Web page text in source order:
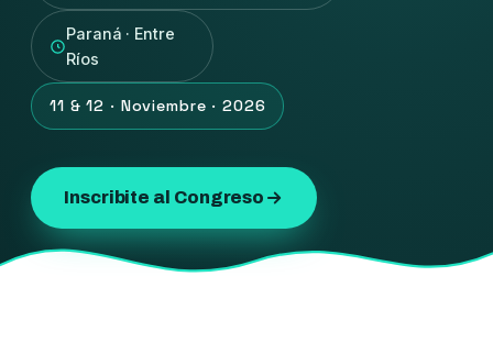
Paraná · Entre
Ríos
11 & 12 · Noviembre · 2026
Inscribite al Congreso